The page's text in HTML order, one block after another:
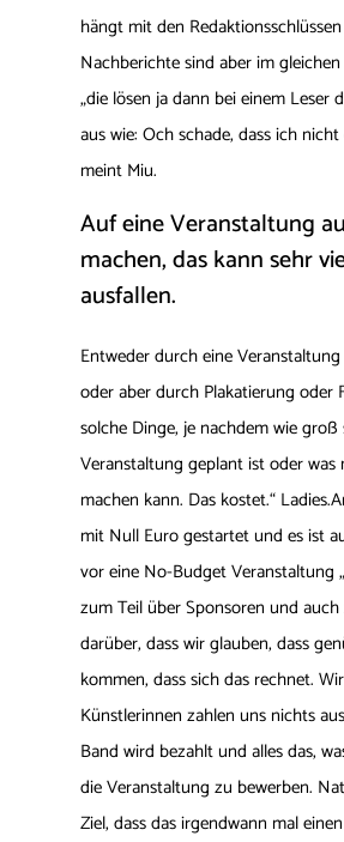
hängt mit den
Nachberichte sind aber im
„die lösen ja dann bei einem Leser
aus wie: Och schade, dass ich nicht
meint Miu.
Auf eine Veranstaltung
machen, das kann sehr
ausfallen.
Entweder durch eine
oder aber durch Plakatierung oder
solche Dinge, je nachdem wie groß
Veranstaltung geplant ist oder was
machen kann. Das kostet.“
mit Null Euro gestartet und es ist
vor eine No-Budget Veranstaltung
zum Teil über Sponsoren und
darüber, dass wir glauben, dass
kommen, dass sich das rechnet.
Künstlerinnen zahlen uns nichts
Band wird bezahlt und alles das,
die Veranstaltung zu bewerben.
Ziel, dass das irgendwann mal